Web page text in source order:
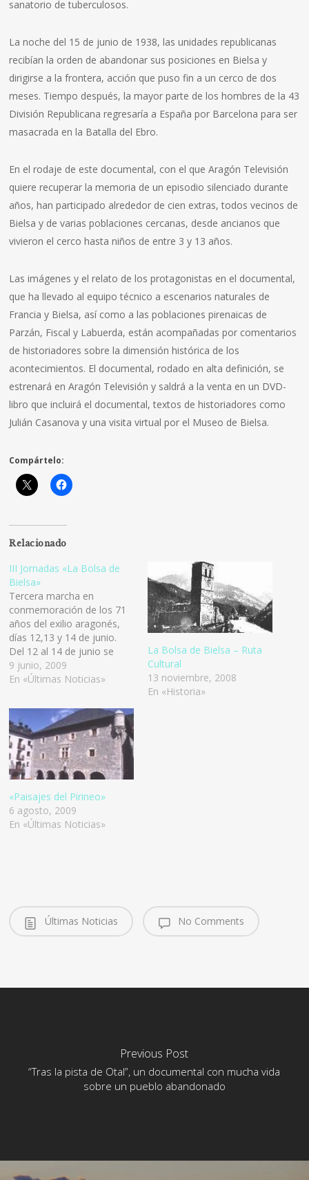
sanatorio de tuberculosos.
La noche del 15 de junio de 1938, las unidades republicanas
recibían la orden de abandonar sus posiciones en Bielsa y
dirigirse a la frontera, acción que puso fin a un cerco de dos
meses. Tiempo después, la mayor parte de los hombres de la 43
División Republicana regresaría a España por Barcelona para ser
masacrada en la Batalla del Ebro.
En el rodaje de este documental, con el que Aragón Televisión
quiere recuperar la memoria de un episodio silenciado durante
años, han participado alrededor de cien extras, todos vecinos de
Bielsa y de varias poblaciones cercanas, desde ancianos que
vivieron el cerco hasta niños de entre 3 y 13 años.
Las imágenes y el relato de los protagonistas en el documental,
que ha llevado al equipo técnico a escenarios naturales de
Francia y Bielsa, así como a las poblaciones pirenaicas de
Parzán, Fiscal y Labuerda, están acompañadas por comentarios
de historiadores sobre la dimensión histórica de los
acontecimientos. El documental, rodado en alta definición, se
estrenará en Aragón Televisión y saldrá a la venta en un DVD-
libro que incluirá el documental, textos de historiadores como
Julián Casanova y una visita virtual por el Museo de Bielsa.
Compártelo:
Relacionado
III Jornadas «La Bolsa de
Bielsa»
Tercera marcha en
conmemoración de los 71
años del exilio aragonés,
días 12,13 y 14 de junio.
Del 12 al 14 de junio se
realizará la 3ª Travesía de
Aragón a Francia por el
conmemoración de los 71
años del exilio aragonés a
causa de…
9 junio, 2009
En «Últimas Noticias»
La Bolsa de Bielsa – Ruta
Cultural
13 noviembre, 2008
En «Historia»
«Paisajes del Pirineo»
6 agosto, 2009
En «Últimas Noticias»
Últimas Noticias No Comments
Previous Post
“Tras la pista de Otal”, un documental con mucha vida
sobre un pueblo abandonado